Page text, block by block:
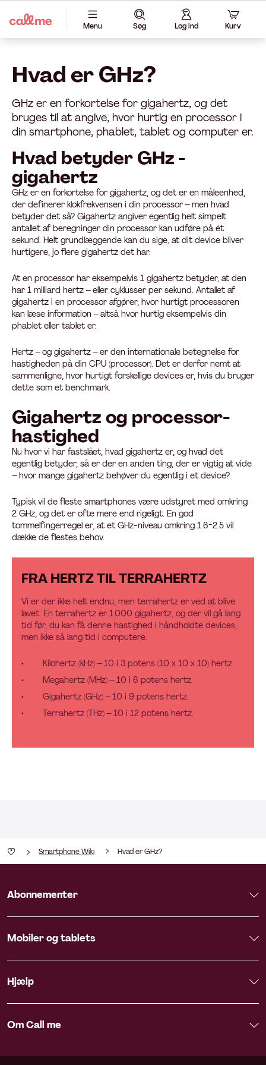
Menu Søg Log ind Kurv
Hvad er GHz?
GHz er en forkortelse for gigahertz, og det
bruges til at angive, hvor hurtig en processor i
din smartphone, phablet, tablet og computer er.
Hvad betyder GHz -
gigahertz
GHz er en forkortelse for gigahertz, og det er en måleenhed,
der definerer klokfrekvensen i din processor – men hvad
betyder det så? Gigahertz angiver egentlig helt simpelt
antallet af beregninger din processor kan udføre på ét
sekund. Helt grundlæggende kan du sige, at dit device bliver
hurtigere, jo flere gigahertz det har.
At en processor har eksempelvis 1 gigahertz betyder, at den
har 1 milliard hertz – eller cyklusser per sekund. Antallet af
gigahertz i en processor afgører, hvor hurtigt processoren
kan læse information – altså hvor hurtig eksempelvis din
phablet eller tablet er.
Hertz – og gigahertz – er den internationale betegnelse for
hastigheden på din CPU (processor). Det er derfor nemt at
sammenligne, hvor hurtigt forskellige devices er, hvis du bruger
dette som et benchmark.
Gigahertz og processor-
hastighed
Nu hvor vi har fastslået, hvad gigahertz er, og hvad det
egentlig betyder, så er der en anden ting, der er vigtig at vide
– hvor mange gigahertz behøver du egentlig i et device?
Typisk vil de fleste smartphones være udstyret med omkring
2 GHz, og det er ofte mere end rigeligt. En god
tommelfingerregel er, at et GHz-niveau omkring 1.6-2.5 vil
dække de flestes behov.
FRA HERTZ TIL TERRAHERTZ
Vi er der ikke helt endnu, men terrahertz er ved at blive
lavet. En terrahertz er 1.000 gigahertz, og der vil gå lang
tid før, du kan få denne hastighed i håndholdte devices,
men ikke så lang tid i computere.
Kilohertz (kHz) – 10 i 3 potens (10 x 10 x 10) hertz.
Megahertz (MHz) – 10 i 6 potens hertz.
Gigahertz (GHz) – 10 i 9 potens hertz.
Terrahertz (THz) – 10 i 12 potens hertz.
Smartphone Wiki Hvad er GHz?
Abonnementer
Mobiler og tablets
Hjælp
Om Call me